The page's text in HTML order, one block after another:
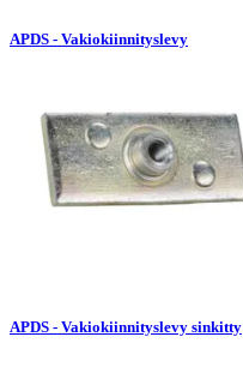
APDS - Vakiokiinnityslevy
APDS - Vakiokiinnityslevy sinkitty